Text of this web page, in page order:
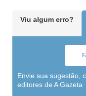
Viu algum erro?
Envie sua sugestão,
editores de A Gazeta